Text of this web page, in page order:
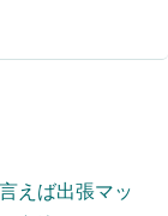
えば出張マッ